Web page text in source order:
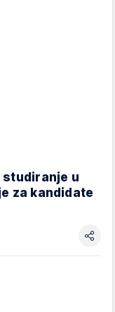
studiranje u
za kandidate